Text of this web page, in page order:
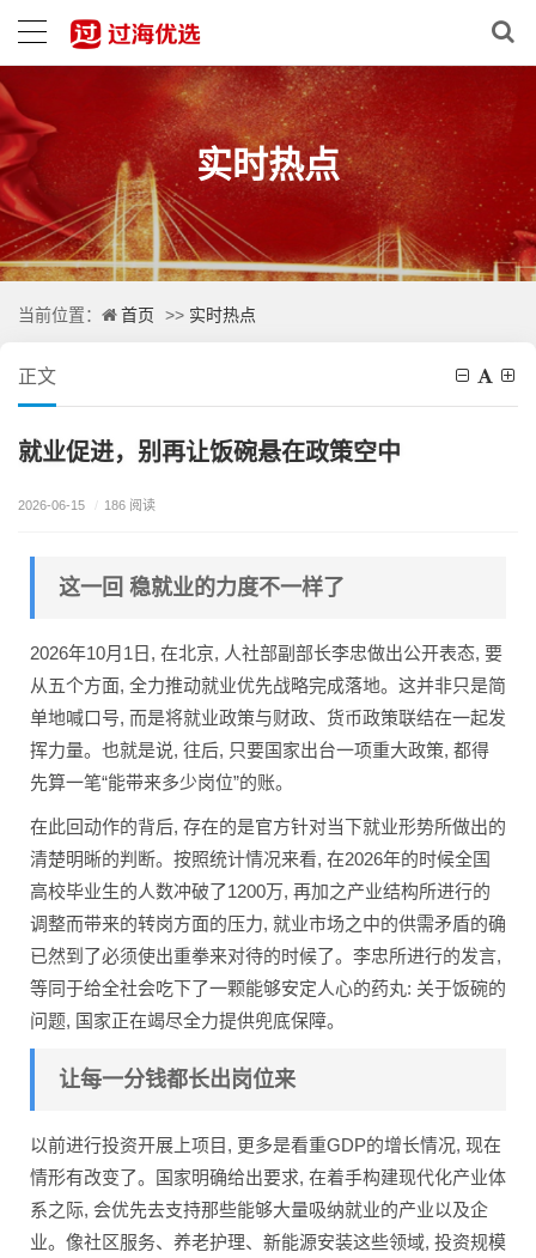
实时热点
当前位置： 首页 >> 实时热点
正文
就业促进，别再让饭碗悬在政策空中
2026-06-15 / 186 阅读
这一回 稳就业的力度不一样了
2026年10月1日, 在北京, 人社部副部长李忠做出公开表态, 要
从五个方面, 全力推动就业优先战略完成落地。这并非只是简
单地喊口号, 而是将就业政策与财政、货币政策联结在一起发
挥力量。也就是说, 往后, 只要国家出台一项重大政策, 都得
先算一笔“能带来多少岗位”的账。
在此回动作的背后, 存在的是官方针对当下就业形势所做出的
清楚明晰的判断。按照统计情况来看, 在2026年的时候全国
高校毕业生的人数冲破了1200万, 再加之产业结构所进行的
调整而带来的转岗方面的压力, 就业市场之中的供需矛盾的确
已然到了必须使出重拳来对待的时候了。李忠所进行的发言,
等同于给全社会吃下了一颗能够安定人心的药丸: 关于饭碗的
问题, 国家正在竭尽全力提供兜底保障。
让每一分钱都长出岗位来
以前进行投资开展上项目, 更多是看重GDP的增长情况, 现在
情形有改变了。国家明确给出要求, 在着手构建现代化产业体
系之际, 会优先去支持那些能够大量吸纳就业的产业以及企
业。像社区服务、养老护理、新能源安装这些领域, 投资规模